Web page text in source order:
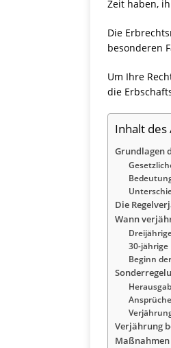
Zeit haben,
Die
besonderen
Um Ihre
die
Inhalt des
Grundlagen
Die
Wann
30-
Beginn
Verjährung